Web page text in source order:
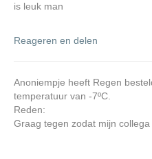
is leuk man
Reageren en delen
Anoniempje heeft Regen
temperatuur van -7ºC.
Reden:
Graag tegen zodat mijn